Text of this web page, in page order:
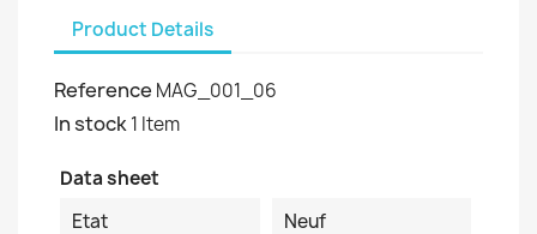
Product Details
Reference MAG_001_06
In stock1 Item
Data sheet
Etat
Neuf